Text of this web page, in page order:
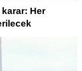
karar: Her